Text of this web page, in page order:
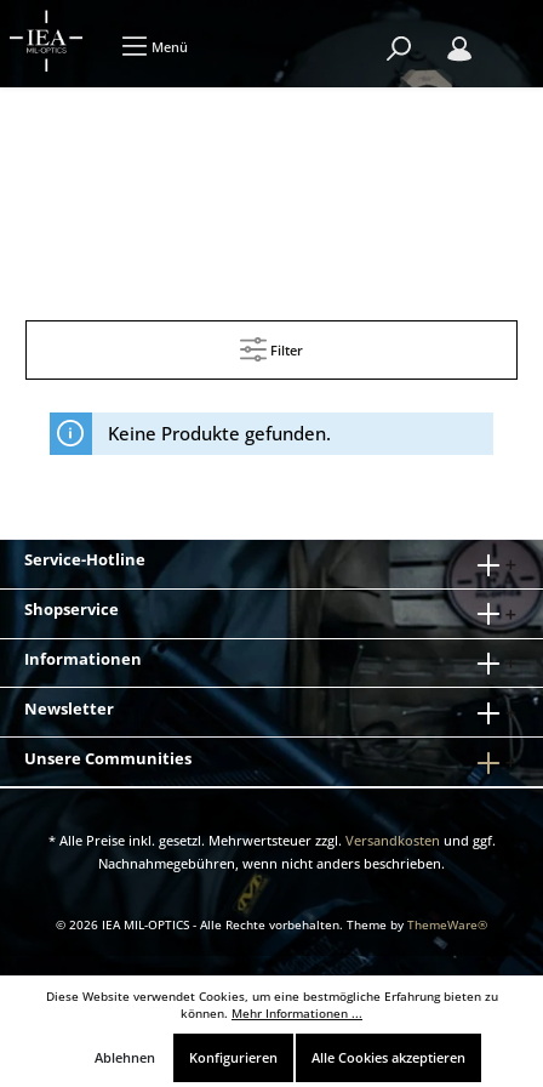
Menü
Filter
Keine Produkte gefunden.
Service-Hotline
Shopservice
Informationen
Newsletter
Unsere Communities
* Alle Preise inkl. gesetzl. Mehrwertsteuer zzgl. Versandkosten und ggf.
Nachnahmegebühren, wenn nicht anders beschrieben.
© 2026 IEA MIL-OPTICS - Alle Rechte vorbehalten. Theme by ThemeWare®
Diese Website verwendet Cookies, um eine bestmögliche Erfahrung bieten zu
können. Mehr Informationen ...
Ablehnen Konfigurieren Alle Cookies akzeptieren